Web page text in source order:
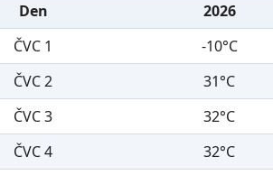
Den 2026
ČVC 1
-10°C
ČVC 2
31°C
ČVC 3
32°C
ČVC 4
32°C